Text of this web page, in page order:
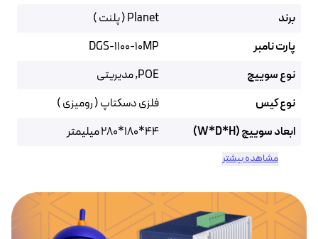
برند
Planet ( پلنت )
پارت نامبر
DGS-1100-10MP
نوع سوییچ
POE, مدیریتی
نوع کیس
فلزی دسکتاپ ( رومیزی )
ابعاد سوییچ (W*D*H)
44*180*280 میلیمتر
مشاهده بیشتر